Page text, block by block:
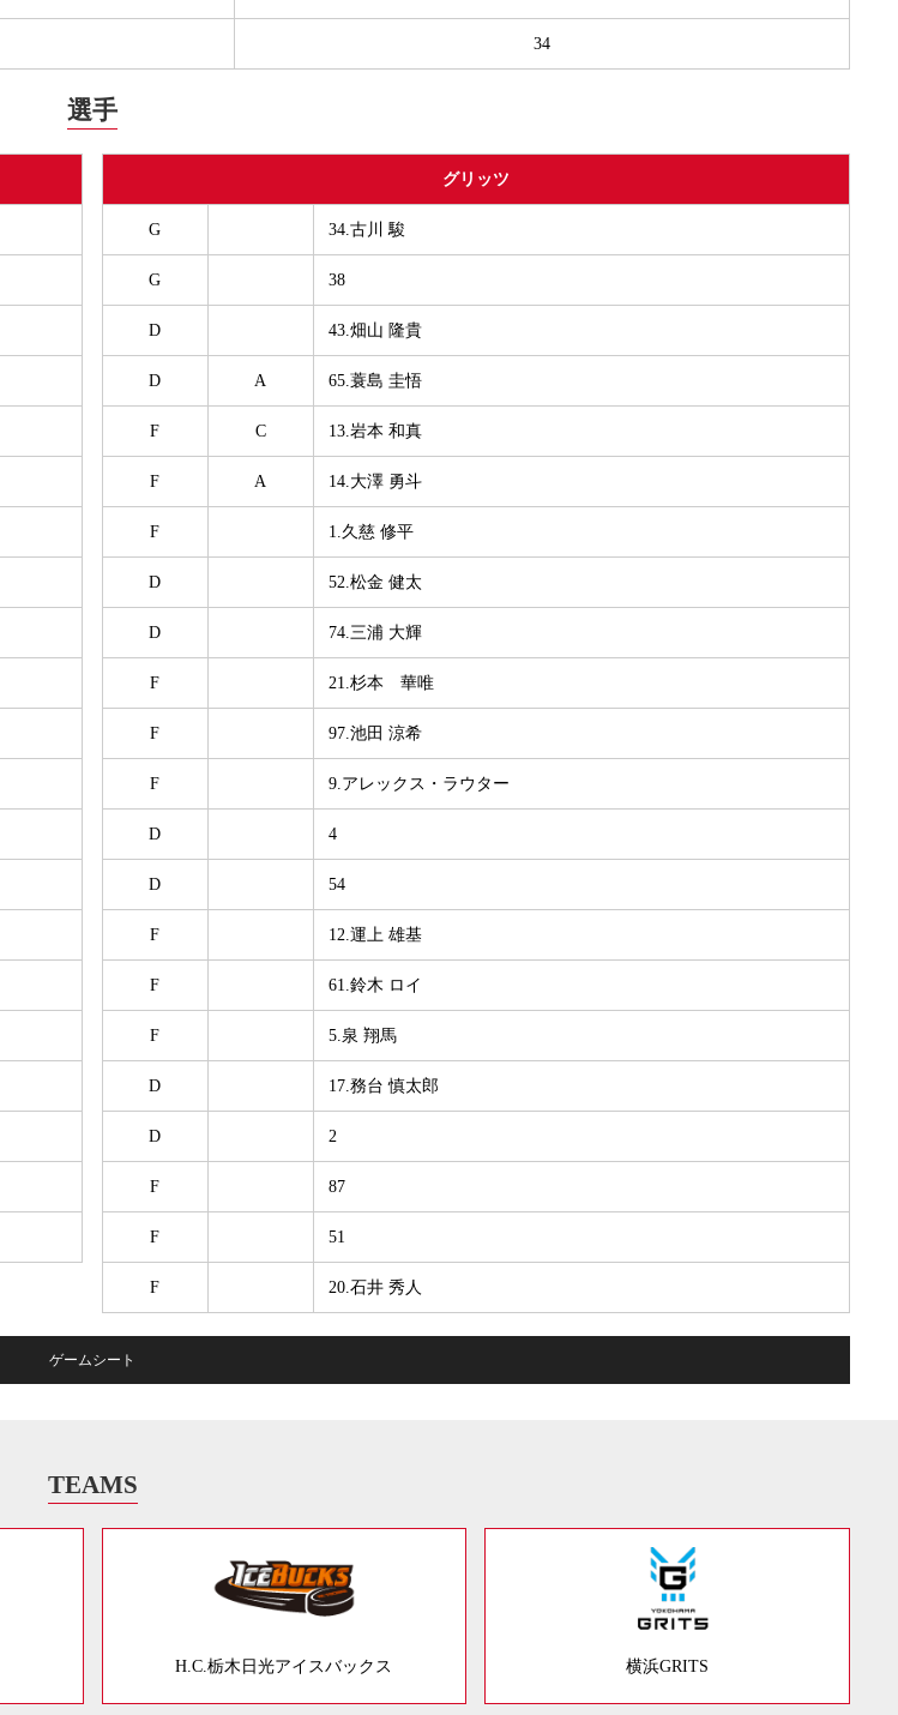
34
選手
グリッツ
G 34.古川 駿
G 38
D 43.畑山 隆貴
D A 65.蓑島 圭悟
F C 13.岩本 和真
F A 14.大澤 勇斗
F 1.久慈 修平
D 52.松金 健太
D 74.三浦 大輝
F 21.杉本 華唯
F 97.池田 涼希
F 9.アレックス・ラウター
D 4
D 54
F 12.運上 雄基
F 61.鈴木 ロイ
F 5.泉 翔馬
D 17.務台 慎太郎
D 2
F 87
F 51
F 20.石井 秀人
ゲームシート
TEAMS
H.C.栃木日光アイスバックス 横浜GRITS